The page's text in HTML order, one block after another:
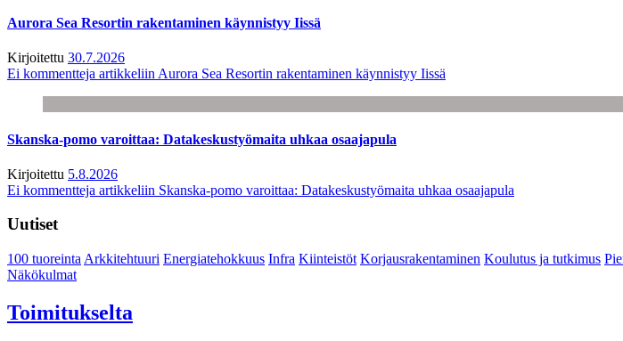
Aurora Sea Resortin rakentaminen käynnistyy Iissä
Kirjoitettu 30.7.2026
Ei kommentteja artikkeliin Aurora Sea Resortin rakentaminen käynnistyy Iissä
Skanska-pomo varoittaa: Datakeskustyömaita uhkaa osaajapula
Kirjoitettu 5.8.2026
Ei kommentteja artikkeliin Skanska-pomo varoittaa: Datakeskustyömaita uhkaa osaajapula
Uutiset
100 tuoreinta Arkkitehtuuri Energiatehokkuus Infra Kiinteistöt Korjausrakentaminen Koulutus ja tutkimus
Näkökulmat
Toimitukselta